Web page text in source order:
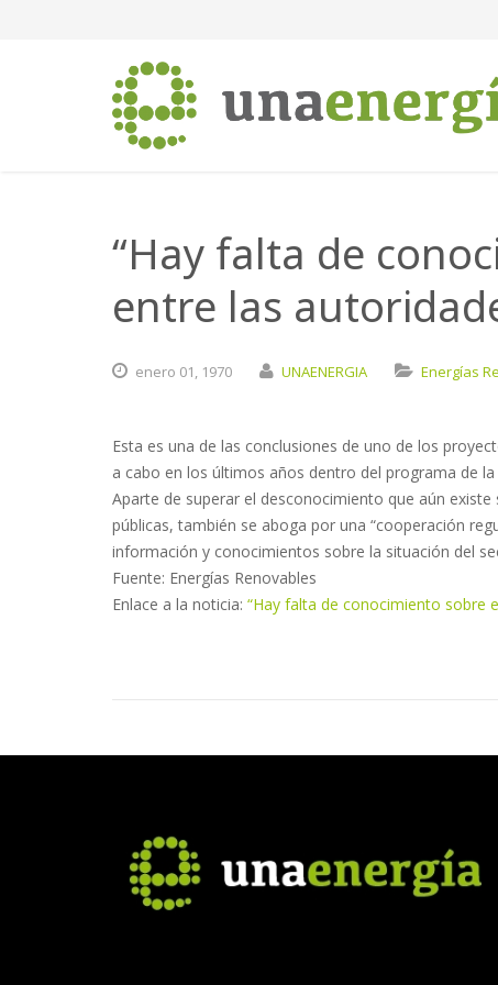
“Hay falta de
entre las
enero 01, 1970 UNAENERGIA Energías
Esta es una de las conclusiones de uno de los
a cabo en los últimos años dentro del programa de
Aparte de superar el desconocimiento que aún
públicas, también se aboga por una “cooperación
información y conocimientos sobre la situación del
Fuente: Energías Renovables
Enlace a la noticia: “Hay falta de conocimiento sobre